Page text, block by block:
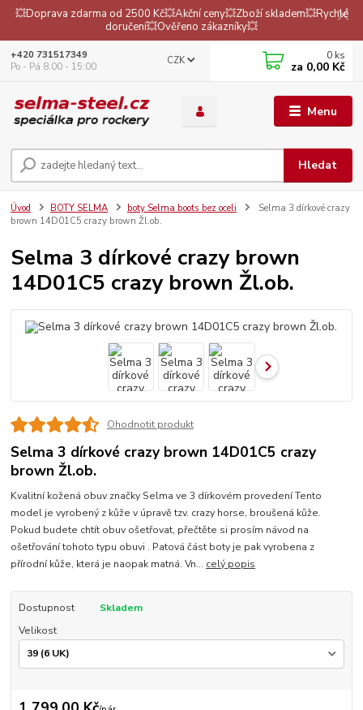
💥Doprava zdarma od 2500 Kč💥Akční ceny💥Zboží skladem💥Rychlé
doručení💥Ověřeno zákazníky💥
Menu
CZK
Hledat
+420 731517349
Po - Pá 8:00 - 15:00
0 ks
za 0,00 Kč
Úvod BOTY SELMA boty Selma boots bez oceli
Selma 3 dírkové crazy
brown 14D01C5 crazy brown Žl.ob.
Selma 3 dírkové crazy brown
14D01C5 crazy brown Žl.ob.
Ohodnotit produkt
Selma 3 dírkové crazy brown 14D01C5 crazy
brown Žl.ob.
Kvalitní kožená obuv značky Selma ve 3 dírkovém provedení Tento
model je vyrobený z kůže v úpravě tzv. crazy horse, broušená kůže.
Pokud budete chtít obuv ošetřovat, přečtěte si prosím návod na
ošetřování tohoto typu obuvi . Patová část boty je pak vyrobena z
přírodní kůže, která je naopak matná. Vn... celý popis
Dostupnost
Skladem
Velikost